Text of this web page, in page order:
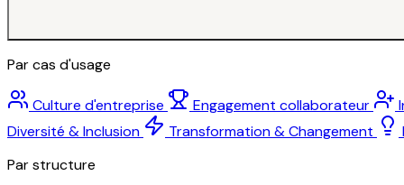
Par cas d'usage
Culture d'entreprise Engagement collaborateur
Diversité & Inclusion
Transformation & Changement
Par structure